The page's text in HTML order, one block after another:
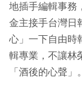
地插手編輯事務
金主接手台灣日
心」一下自由時
輯專業，不讓林
「酒後的心聲」。